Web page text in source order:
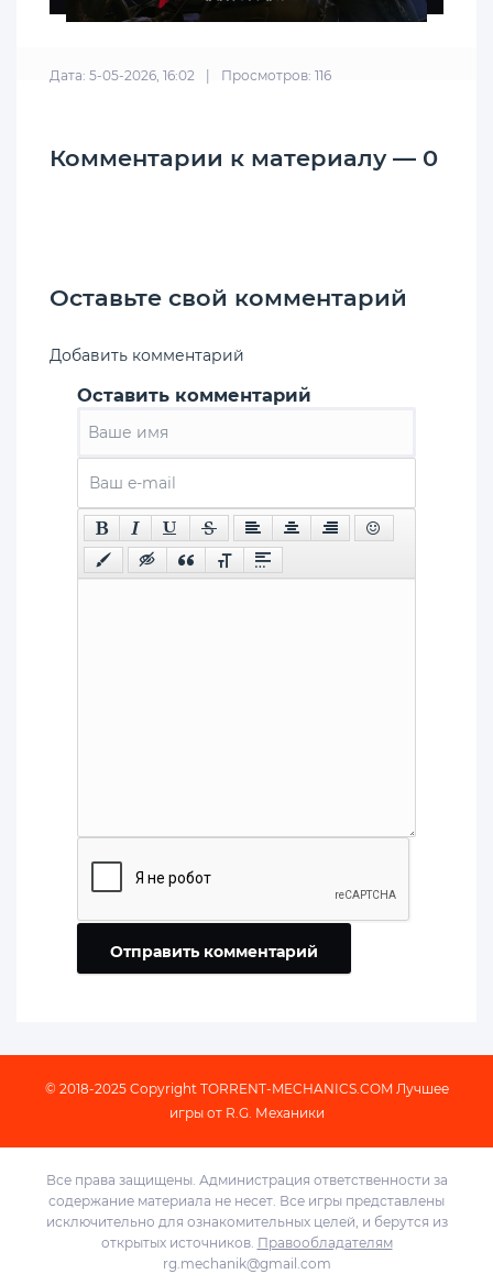
Дата: 5-05-2026, 16:02 Просмотров: 116
Комментарии к материалу — 0
Оставьте свой комментарий
Добавить комментарий
Оставить комментарий
Отправить комментарий
© 2018-2025 Copyright TORRENT-MECHANICS.COM Лучшее
игры от R.G. Механики
Все права защищены. Администрация ответственности за
содержание материала не несет. Все игры представлены
исключительно для ознакомительных целей, и берутся из
открытых источников. Правообладателям
rg.mechanik@gmail.com